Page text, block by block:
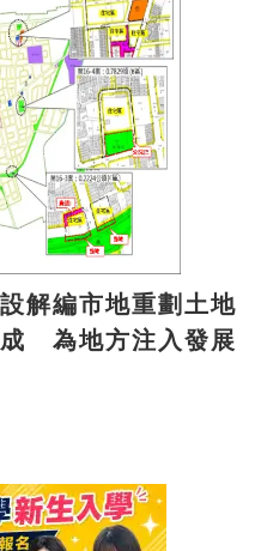
解編市地重劃土地
為地方注入發展